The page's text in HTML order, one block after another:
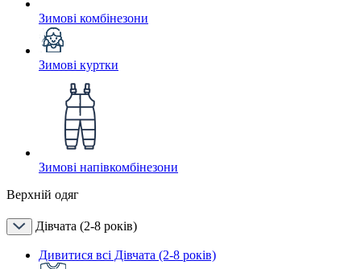
Зимові комбінезони
Зимові куртки
Зимові напівкомбінезони
Верхній одяг
Дівчата (2-8 років)
Дивитися всі Дівчата (2-8 років)